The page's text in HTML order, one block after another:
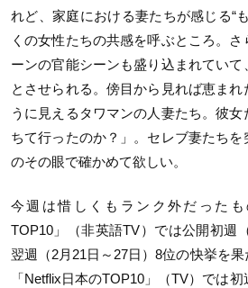
れど、家庭における妻たちが感じる“
くの女性たちの共感を呼ぶところ。
ーンの官能シーンも盛り込まれてい
とさせられる。傍目から見れば恵まれ
うに見えるタワマンの人妻たち。彼
ちて行ったのか？」。セレブ妻たち
のその眼で確かめて欲しい。
今週は惜しくもランク外だったも
TOP10」（非英語TV）では公開初週
翌週（2月21日～27日）8位の快挙を果
「Netflix日本のTOP10」（TV）では